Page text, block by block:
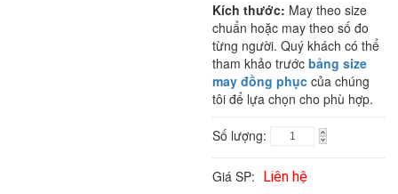
Kích thước: May theo size
chuẩn hoặc may theo số đo
từng người. Quý khách có thể
tham khảo trước bảng size
may đồng phục của chúng
tôi để lựa chọn cho phù hợp.
Số lượng:
Giá SP: Liên hệ